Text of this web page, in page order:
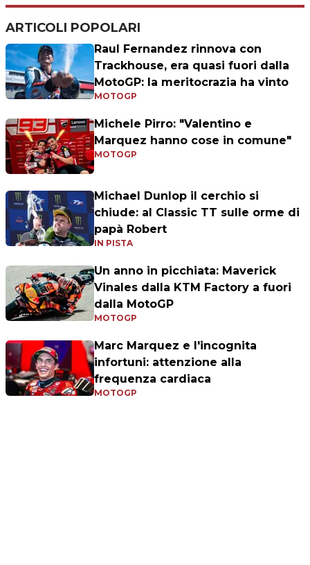
ARTICOLI POPOLARI
Raul Fernandez rinnova con
Trackhouse, era quasi fuori dalla
MotoGP: la meritocrazia ha vinto
MOTOGP
Michele Pirro: "Valentino e
Marquez hanno cose in comune"
MOTOGP
Michael Dunlop il cerchio si
chiude: al Classic TT sulle orme di
papà Robert
IN PISTA
Un anno in picchiata: Maverick
Vinales dalla KTM Factory a fuori
dalla MotoGP
MOTOGP
Marc Marquez e l'incognita
infortuni: attenzione alla
frequenza cardiaca
MOTOGP